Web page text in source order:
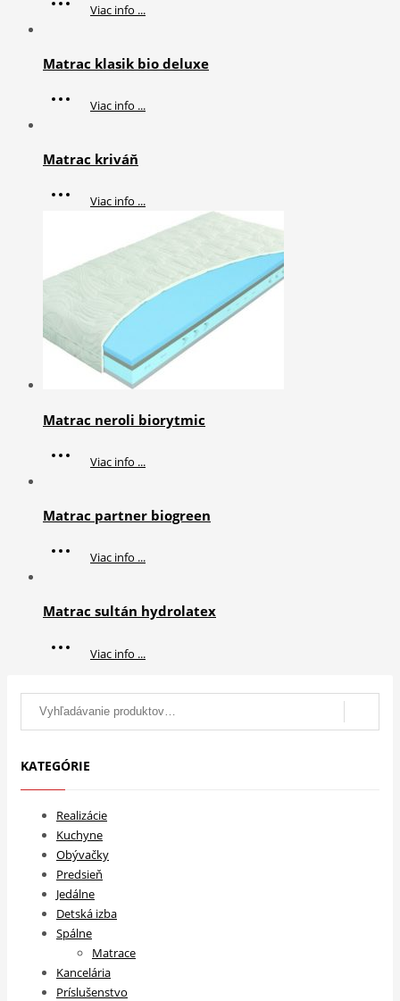
Viac info ...
Matrac klasik bio deluxe
Viac info ...
Matrac kriváň
Viac info ...
Matrac neroli biorytmic
Viac info ...
Matrac partner biogreen
Viac info ...
Matrac sultán hydrolatex
Viac info ...
KATEGÓRIE
Realizácie
Kuchyne
Obývačky
Predsieň
Jedálne
Detská izba
Spálne
Matrace
Kancelária
Príslušenstvo